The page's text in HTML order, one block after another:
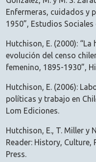
Enfermeras, cuidados y
1950”, Estudios
Hutchison, E. (2000):
evolución del censo
femenino, 1895-1930”,
Hutchison, E. (2006):
políticas y trabajo en
Lom Ediciones.
Hutchison, E., T. Miller y
Reader: History, Culture,
Press.